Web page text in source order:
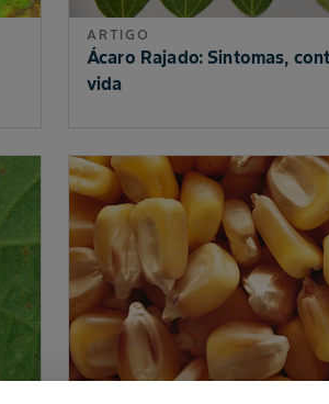
ARTIGO
Ácaro Rajado: Sintomas,
vida